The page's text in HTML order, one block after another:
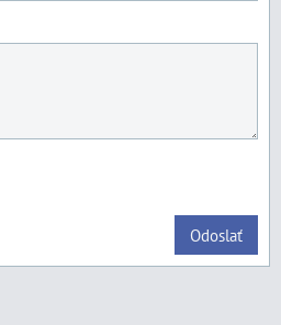
Odoslať